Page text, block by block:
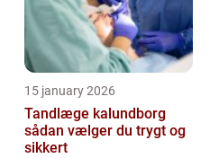
15 january 2026
Tandlæge kalundborg
sådan vælger du trygt og
sikkert